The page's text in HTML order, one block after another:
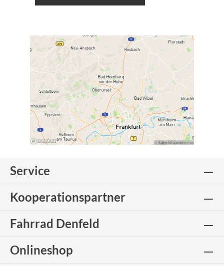
Service
Kooperationspartner
Fahrrad Denfeld
Onlineshop